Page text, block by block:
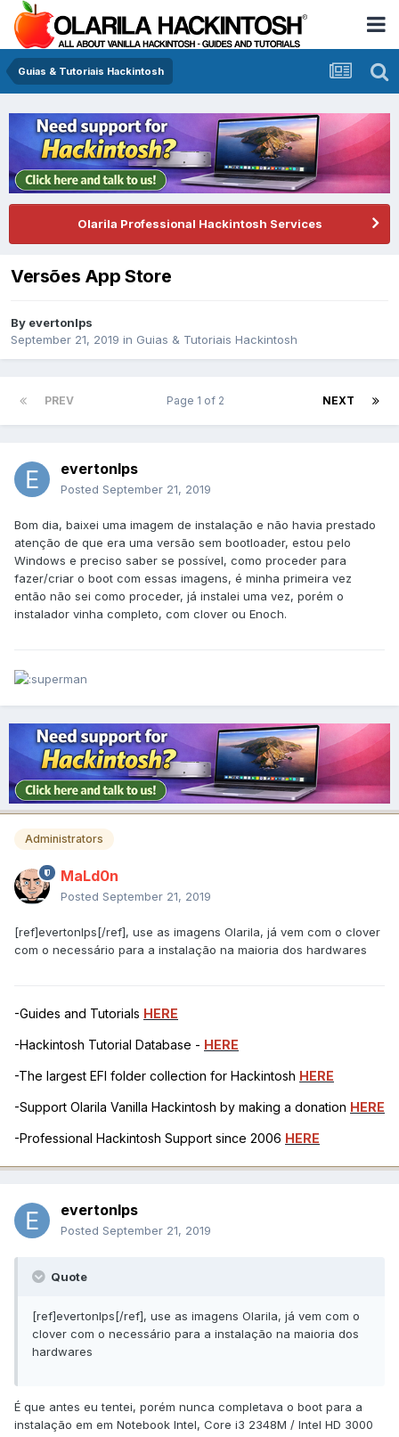
Guias & Tutoriais Hackintosh
Olarila Professional Hackintosh Services
Versões App Store
By evertonlps
September 21, 2019 in Guias & Tutoriais Hackintosh
PREV NEXT
Page 1 of 2
evertonlps
Posted September 21, 2019
Bom dia, baixei uma imagem de instalação e não havia prestado
atenção de que era uma versão sem bootloader, estou pelo
Windows e preciso saber se possível, como proceder para
fazer/criar o boot com essas imagens, é minha primeira vez
então não sei como proceder, já instalei uma vez, porém o
instalador vinha completo, com clover ou Enoch.
Administrators
MaLd0n
Posted September 21, 2019
[ref]evertonlps[/ref], use as imagens Olarila, já vem com o clover
com o necessário para a instalação na maioria dos hardwares
-Guides and Tutorials HERE
-Hackintosh Tutorial Database - HERE
-The largest EFI folder collection for Hackintosh HERE
-Support Olarila Vanilla Hackintosh by making a donation HERE
-Professional Hackintosh Support since 2006 HERE
evertonlps
Posted September 21, 2019
Quote
[ref]evertonlps[/ref], use as imagens Olarila, já vem com o
clover com o necessário para a instalação na maioria dos
hardwares
É que antes eu tentei, porém nunca completava o boot para a
instalação em em Notebook Intel, Core i3 2348M / Intel HD 3000